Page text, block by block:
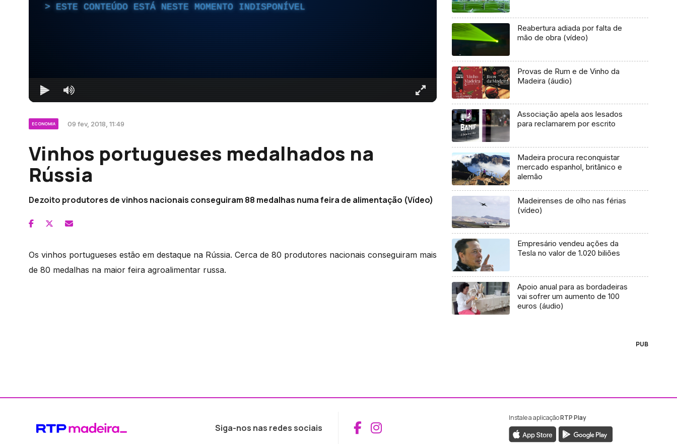
ESTE CONTEÚDO ESTÁ NESTE MOMENTO INDISPONÍVEL
ECONOMIA 09 fev, 2018, 11:49
Vinhos portugueses medalhados na
Rússia
Dezoito produtores de vinhos nacionais conseguiram 88 medalhas numa feira de alimentação (Vídeo)
Os vinhos portugueses estão em destaque na Rússia. Cerca de 80 produtores nacionais conseguiram mais
de 80 medalhas na maior feira agroalimentar russa.
Reabertura adiada por falta de
mão de obra (vídeo)
Provas de Rum e de Vinho da
Madeira (áudio)
Associação apela aos lesados
para reclamarem por escrito
Madeira procura reconquistar
mercado espanhol, britânico e
alemão
Madeirenses de olho nas férias
(vídeo)
Empresário vendeu ações da
Tesla no valor de 1.020 biliões
Apoio anual para as bordadeiras
vai sofrer um aumento de 100
euros (áudio)
PUB
Siga-nos nas redes sociais Aceder ao Facebook da RTP Madeira
Aceder ao Instagram da RTP Madeira
Instale a aplicaçãoRTP Play